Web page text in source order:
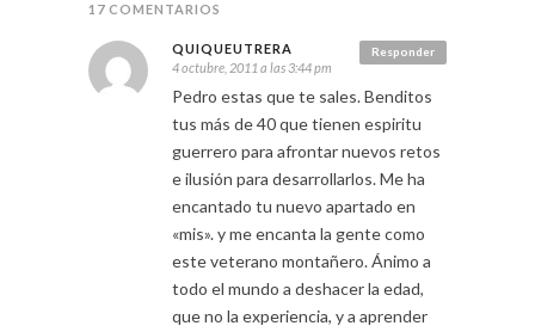
17 COMENTARIOS
Responder
QUIQUEUTRERA
4 octubre, 2011 a las 3:44 pm
Pedro estas que te sales. Benditos
tus más de 40 que tienen espiritu
guerrero para afrontar nuevos retos
e ilusión para desarrollarlos. Me ha
encantado tu nuevo apartado en
«mis». y me encanta la gente como
este veterano montañero. Ánimo a
todo el mundo a deshacer la edad,
que no la experiencia, y a aprender